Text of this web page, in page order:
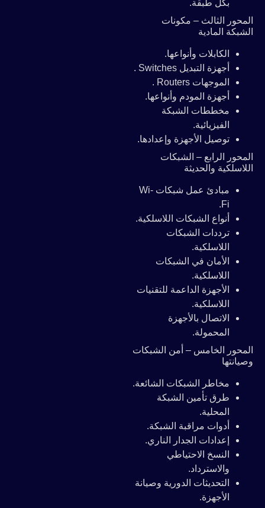
بكل طبقة.
المحور الثالث – مكونات
الشبكة المادية
الكابلات وأنواعها.
أجهزة التبديل Switches .
الموجهات Routers .
أجهزة المودم وأنواعها.
مخططات الشبكة
الفيزيائية.
توصيل الأجهزة وإعدادها.
المحور الرابع – الشبكات
اللاسلكية والحديثة
مبادئ عمل شبكات Wi-
Fi.
أنواع الشبكات اللاسلكية.
ترددات الشبكات
اللاسلكية.
الأمان في الشبكات
اللاسلكية.
الأجهزة الداعمة للتقنيات
اللاسلكية.
الاتصال بالأجهزة
المحمولة.
المحور الخامس – أمن الشبكات
وصيانتها
مخاطر الشبكات الشائعة.
طرق تأمين الشبكة
المحلية.
أدوات مراقبة الشبكة.
إعدادات الجدار الناري.
النسخ الاحتياطي
والاسترداد.
التحديثات الدورية وصيانة
الأجهزة.